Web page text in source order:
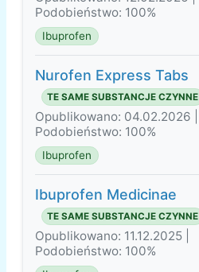
Podobieństwo: 100%
Ibuprofen
Nurofen Express Tabs
TE SAME SUBSTANCJE CZYNNE
Opublikowano: 04.02.2026 |
Podobieństwo: 100%
Ibuprofen
Ibuprofen Medicinae
TE SAME SUBSTANCJE CZYNNE
Opublikowano: 11.12.2025 |
Podobieństwo: 100%